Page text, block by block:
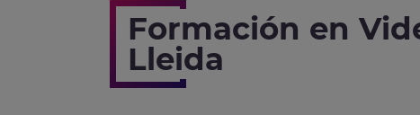
Formación en
Lleida